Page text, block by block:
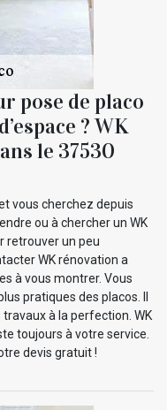
pose de placo
? WK
le 37530
vous cherchez depuis
ou à chercher un WK
retrouver un peu
WK rénovation a
à vous montrer. Vous
pratiques des placos. Il
à la perfection. WK
toujours à votre service.
devis gratuit !